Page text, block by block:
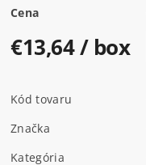
Cena
€13,64/ box
Kód tovaru
Značka
Kategória